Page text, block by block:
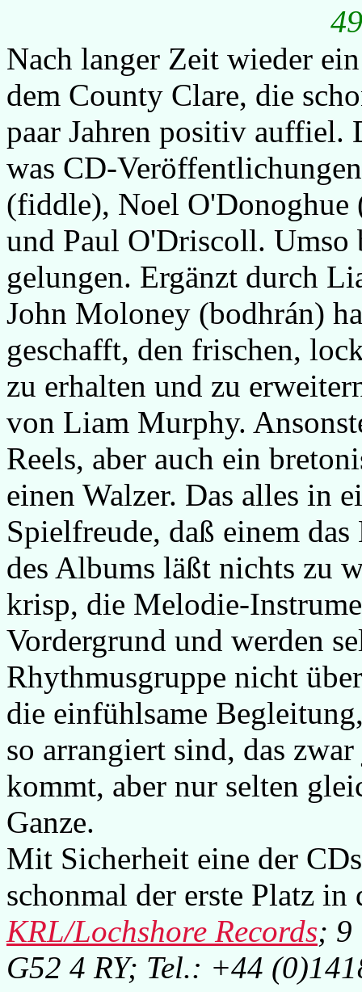
Nach langer Zeit wieder
dem County Clare, die
paar Jahren positiv auffiel.
was CD-
(fiddle), Noel
und Paul O'Driscoll. Umso
gelungen. Ergänzt durch
John Moloney (bodhrán)
geschafft, den frischen,
zu erhalten und zu
von Liam Murphy.
Reels, aber auch ein
einen Walzer. Das alles in
Spielfreude, daß einem
des Albums läßt nichts zu
krisp, die Melodie-
Vordergrund und werden
Rhythmusgruppe nicht
die einfühlsame
so arrangiert sind, das
kommt, aber nur selten
Ganze.
Mit Sicherheit eine der
schonmal der erste Platz in
KRL/Lochshore Records; 9
G52 4 RY; Tel.: +44